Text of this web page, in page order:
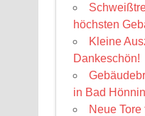
höchsten
Kleine
Dankeschön!
in Bad
Neue